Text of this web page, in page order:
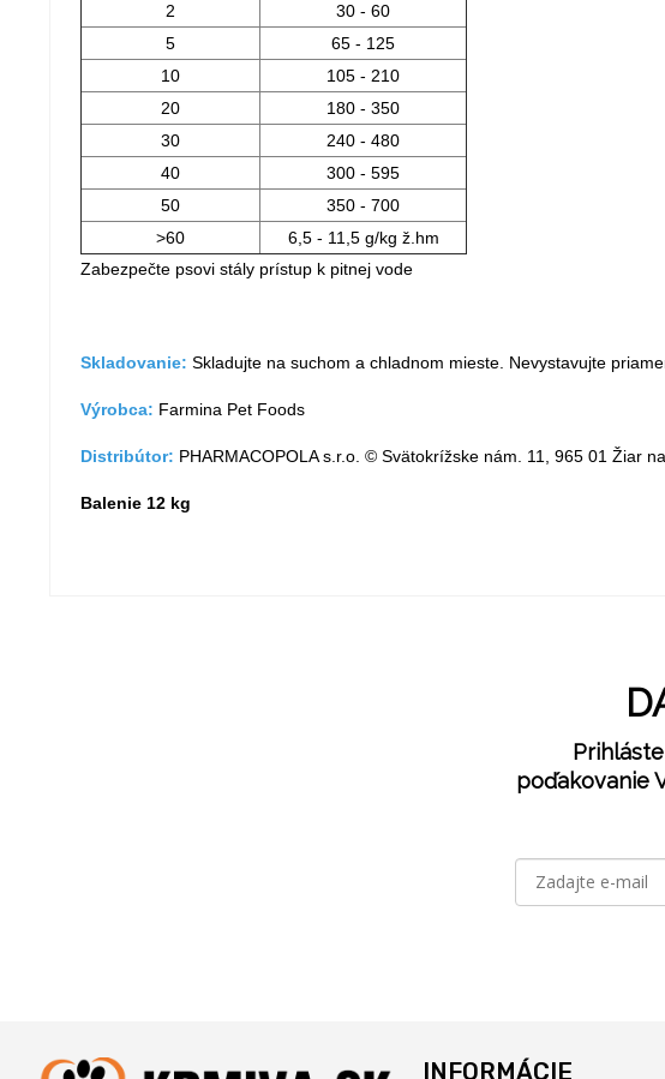
2
30 - 60
5
65 - 125
10
105 - 210
20
180 - 350
30
240 - 480
40
300 - 595
50
350 - 700
>60
6,5 - 11,5 g/kg ž.hm
Zabezpečte psovi stály prístup k pitnej vode
Skladovanie: Skladujte na suchom a chladnom mieste. Nevystavujte
Výrobca: Farmina Pet Foods
Distribútor: PHARMACOPOLA s.r.o. © Svätokrížske nám. 11, 965 01 Žiar
Balenie 12 kg
poďakovanie
INFORMÁCIE